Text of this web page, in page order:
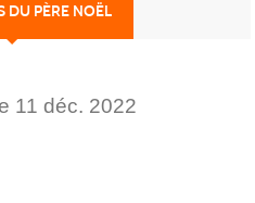
DU PÈRE NOËL
11 déc. 2022